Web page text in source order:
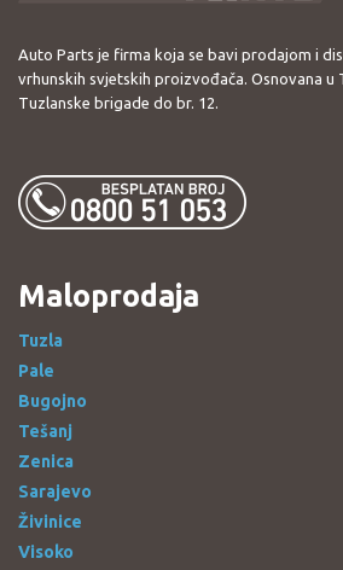
Auto Parts je firma koja se bavi prodajom i
vrhunskih svjetskih proizvođača. Osnovana u
Tuzlanske brigade do br. 12.
Maloprodaja
Tuzla
Pale
Bugojno
Tešanj
Zenica
Sarajevo
Živinice
Visoko